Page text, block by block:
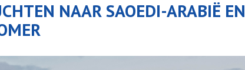
NAAR SAOEDI-ARABIË EN